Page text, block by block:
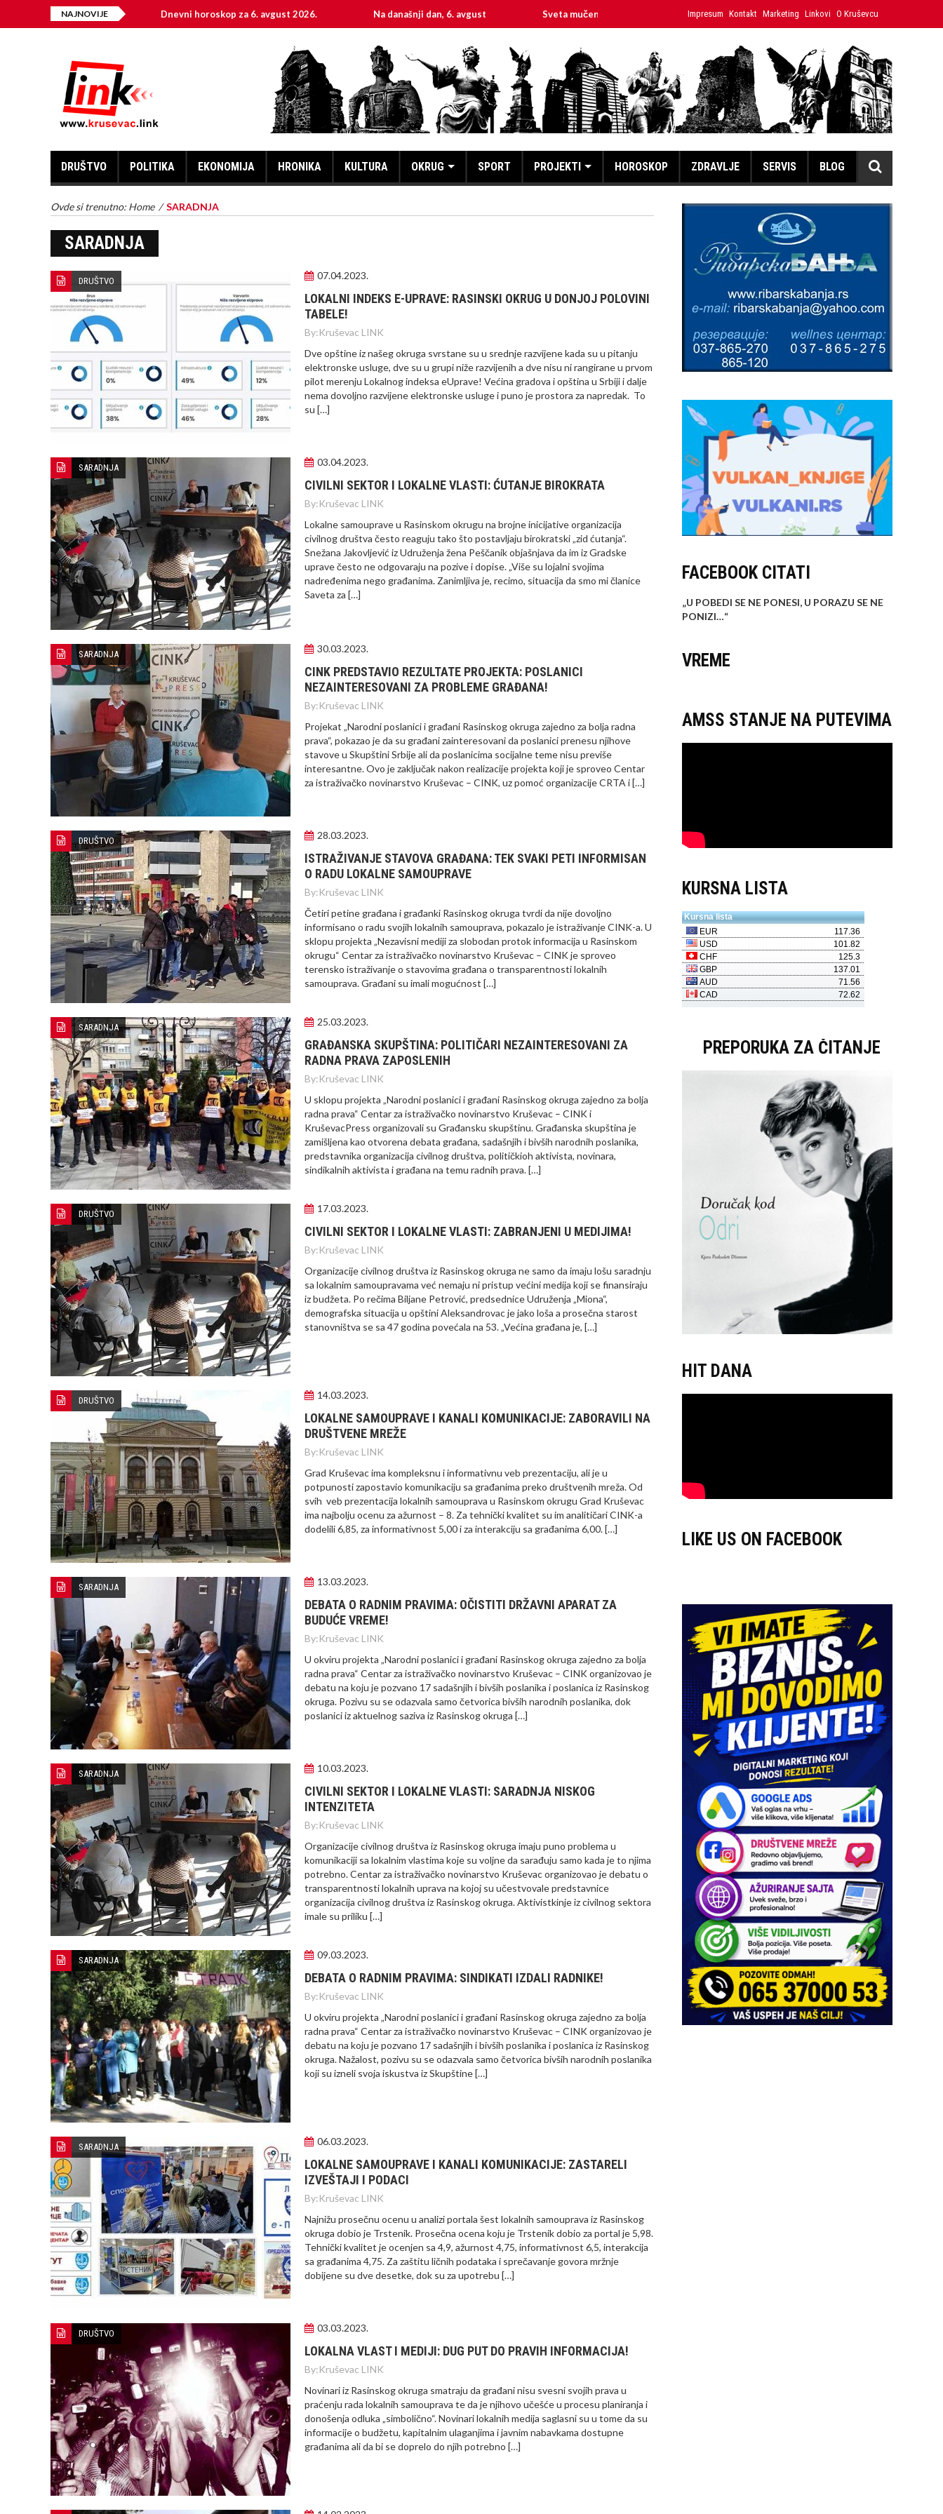
NAJNOVIJEDnevni horoskop za 6. avgust 2026. Na današnji dan, 6. avgust Sveta mučenica Hristina Japanski volonter u Ćićevcu umesto izložbe mira dočekao političke
Impresum Kontakt Marketing Linkovi O Kruševcu
DRUŠTVO POLITIKA EKONOMIJA HRONIKA KULTURA OKRUG SPORT PROJEKTI HOROSKOP ZDRAVLJE SERVIS BLOG
Ovde si trenutno: Home /SARADNJA
SARADNJA
DRUŠTVO 07.04.2023.
LOKALNI INDEKS E-UPRAVE: RASINSKI OKRUG U DONJOJ POLOVINI
TABELE!
By:Kruševac LINK
Dve opštine iz našeg okruga svrstane su u srednje razvijene kada su u pitanju
elektronske usluge, dve su u grupi niže razvijenih a dve nisu ni rangirane u prvom
pilot merenju Lokalnog indeksa eUprave! Većina gradova i opština u Srbiji i dalje
nema dovoljno razvijene elektronske usluge i puno je prostora za napredak. To
su […]
SARADNJA 03.04.2023.
CIVILNI SEKTOR I LOKALNE VLASTI: ĆUTANJE BIROKRATA
By:Kruševac LINK
Lokalne samouprave u Rasinskom okrugu na brojne inicijative organizacija
civilnog društva često reaguju tako što postavljaju birokratski „zid ćutanja“.
Snežana Jakovljević iz Udruženja žena Peščanik objašnjava da im iz Gradske
uprave često ne odgovaraju na pozive i dopise. „Više su lojalni svojima
nadređenima nego građanima. Zanimljiva je, recimo, situacija da smo mi članice
Saveta za […]
SARADNJA 30.03.2023.
CINK PREDSTAVIO REZULTATE PROJEKTA: POSLANICI
NEZAINTERESOVANI ZA PROBLEME GRAĐANA!
By:Kruševac LINK
Projekat „Narodni poslanici i građani Rasinskog okruga zajedno za bolja radna
prava“, pokazao je da su građani zainteresovani da poslanici prenesu njihove
stavove u Skupštini Srbije ali da poslanicima socijalne teme nisu previše
interesantne. Ovo je zaključak nakon realizacije projekta koji je sproveo Centar
za istraživačko novinarstvo Kruševac – CINK, uz pomoć organizacije CRTA i […]
DRUŠTVO 28.03.2023.
ISTRAŽIVANJE STAVOVA GRAĐANA: TEK SVAKI PETI INFORMISAN
O RADU LOKALNE SAMOUPRAVE
By:Kruševac LINK
Četiri petine građana i građanki Rasinskog okruga tvrdi da nije dovoljno
informisano o radu svojih lokalnih samouprava, pokazalo je istraživanje CINK-a. U
sklopu projekta „Nezavisni mediji za slobodan protok informacija u Rasinskom
okrugu“ Centar za istraživačko novinarstvo Kruševac – CINK je sproveo
terensko istraživanje o stavovima građana o transparentnosti lokalnih
samouprava. Građani su imali mogućnost […]
SARADNJA 25.03.2023.
GRAĐANSKA SKUPŠTINA: POLITIČARI NEZAINTERESOVANI ZA
RADNA PRAVA ZAPOSLENIH
By:Kruševac LINK
U sklopu projekta „Narodni poslanici i građani Rasinskog okruga zajedno za bolja
radna prava“ Centar za istraživačko novinarstvo Kruševac – CINK i
KruševacPress organizovali su Građansku skupštinu. Građanska skupština je
zamišljena kao otvorena debata građana, sadašnjih i bivših narodnih poslanika,
predstavnika organizacija civilnog društva, političkioh aktivista, novinara,
sindikalnih aktivista i građana na temu radnih prava. […]
DRUŠTVO 17.03.2023.
CIVILNI SEKTOR I LOKALNE VLASTI: ZABRANJENI U MEDIJIMA!
By:Kruševac LINK
Organizacije civilnog društva iz Rasinskog okruga ne samo da imaju lošu saradnju
sa lokalnim samoupravama već nemaju ni pristup većini medija koji se finansiraju
iz budžeta. Po rečima Biljane Petrović, predsednice Udruženja „Miona“,
demografska situacija u opštini Aleksandrovac je jako loša a prosečna starost
stanovništva se sa 47 godina povećala na 53. „Većina građana je, […]
DRUŠTVO 14.03.2023.
LOKALNE SAMOUPRAVE I KANALI KOMUNIKACIJE: ZABORAVILI NA
DRUŠTVENE MREŽE
By:Kruševac LINK
Grad Kruševac ima kompleksnu i informativnu veb prezentaciju, ali je u
potpunosti zapostavio komunikaciju sa građanima preko društvenih mreža. Od
svih veb prezentacija lokalnih samouprava u Rasinskom okrugu Grad Kruševac
ima najbolju ocenu za ažurnost – 8. Za tehnički kvalitet su im analitičari CINK-a
dodelili 6,85, za informativnost 5,00 i za interakciju sa građanima 6,00. […]
SARADNJA 13.03.2023.
DEBATA O RADNIM PRAVIMA: OČISTITI DRŽAVNI APARAT ZA
BUDUĆE VREME!
By:Kruševac LINK
U okviru projekta „Narodni poslanici i građani Rasinskog okruga zajedno za bolja
radna prava“ Centar za istraživačko novinarstvo Kruševac – CINK organizovao je
debatu na koju je pozvano 17 sadašnjih i bivših poslanika i poslanica iz Rasinskog
okruga. Pozivu su se odazvala samo četvorica bivših narodnih poslanika, dok
poslanici iz aktuelnog saziva iz Rasinskog okruga […]
SARADNJA 10.03.2023.
CIVILNI SEKTOR I LOKALNE VLASTI: SARADNJA NISKOG
INTENZITETA
By:Kruševac LINK
Organizacije civilnog društva iz Rasinskog okruga imaju puno problema u
komunikaciji sa lokalnim vlastima koje su voljne da sarađuju samo kada je to njima
potrebno. Centar za istraživačko novinarstvo Kruševac organizovao je debatu o
transparentnosti lokalnih uprava na kojoj su učestvovale predstavnice
organizacija civilnog društva iz Rasinskog okruga. Aktivistkinje iz civilnog sektora
imale su priliku […]
SARADNJA 09.03.2023.
DEBATA O RADNIM PRAVIMA: SINDIKATI IZDALI RADNIKE!
By:Kruševac LINK
U okviru projekta „Narodni poslanici i građani Rasinskog okruga zajedno za bolja
radna prava“ Centar za istraživačko novinarstvo Kruševac – CINK organizovao je
debatu na koju je pozvano 17 sadašnjih i bivših poslanika i poslanica iz Rasinskog
okruga. Nažalost, pozivu su se odazvala samo četvorica bivših narodnih poslanika
koji su izneli svoja iskustva iz Skupštine […]
SARADNJA 06.03.2023.
LOKALNE SAMOUPRAVE I KANALI KOMUNIKACIJE: ZASTARELI
IZVEŠTAJI I PODACI
By:Kruševac LINK
Najnižu prosečnu ocenu u analizi portala šest lokalnih samouprava iz Rasinskog
okruga dobio je Trstenik. Prosečna ocena koju je Trstenik dobio za portal je 5,98.
Tehnički kvalitet je ocenjen sa 4,9, ažurnost 4,75, informativnost 6,5, interakcija
sa građanima 4,75. Za zaštitu ličnih podataka i sprečavanje govora mržnje
dobijene su dve desetke, dok su za upotrebu […]
DRUŠTVO 03.03.2023.
LOKALNA VLAST I MEDIJI: DUG PUT DO PRAVIH INFORMACIJA!
By:Kruševac LINK
Novinari iz Rasinskog okruga smatraju da građani nisu svesni svojih prava u
praćenju rada lokalnih samouprava te da je njihovo učešće u procesu planiranja i
donošenja odluka „simbolično“. Novinari lokalnih medija saglasni su u tome da su
informacije o budžetu, kapitalnim ulaganjima i javnim nabavkama dostupne
građanima ali da bi se doprelo do njih potrebno […]
FACEBOOK CITATI
„U POBEDI SE NE PONESI, U PORAZU SE NE
PONIZI…“
VREME
AMSS STANJE NA PUTEVIMA
KURSNA LISTA
PREPORUKA ZA ČITANJE
HIT DANA
LIKE US ON FACEBOOK